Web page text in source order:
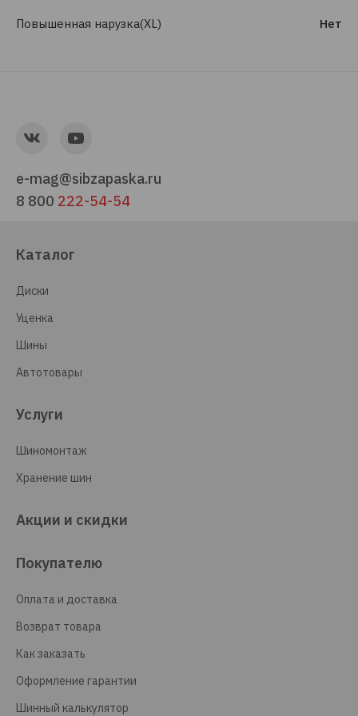
Повышенная нарузка(XL) Нет
e-mag@sibzapaska.ru
8 800 222-54-54
Каталог
Диски
Уценка
Шины
Автотовары
Услуги
Шиномонтаж
Хранение шин
Акции и скидки
Покупателю
Оплата и доставка
Возврат товара
Как заказать
Оформление гарантии
Шинный калькулятор